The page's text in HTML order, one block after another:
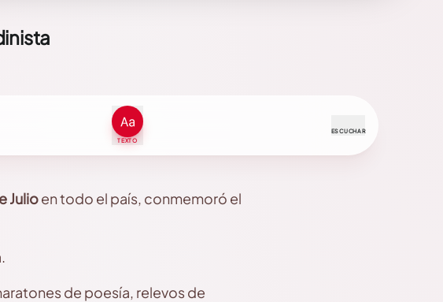
TEXTO
ESCUCHAR
Julioen todo el país, conmemoró el
de poesía, relevos de